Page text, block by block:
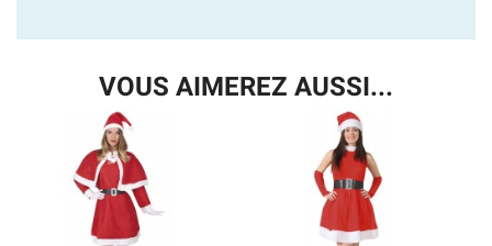
VOUS AIMEREZ AUSSI...